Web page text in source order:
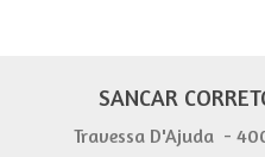
SANCAR
Travessa D'Ajuda -